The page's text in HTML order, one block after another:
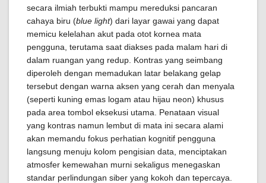
secara ilmiah terbukti mampu mereduksi pancaran
cahaya biru (blue light) dari layar gawai yang dapat
memicu kelelahan akut pada otot kornea mata
pengguna, terutama saat diakses pada malam hari di
dalam ruangan yang redup. Kontras yang seimbang
diperoleh dengan memadukan latar belakang gelap
tersebut dengan warna aksen yang cerah dan menyala
(seperti kuning emas logam atau hijau neon) khusus
pada area tombol eksekusi utama. Penataan visual
yang kontras namun lembut di mata ini secara alami
akan memandu fokus perhatian kognitif pengguna
langsung menuju kolom pengisian data, menciptakan
atmosfer kemewahan murni sekaligus menegaskan
standar perlindungan siber yang kokoh dan tepercaya.